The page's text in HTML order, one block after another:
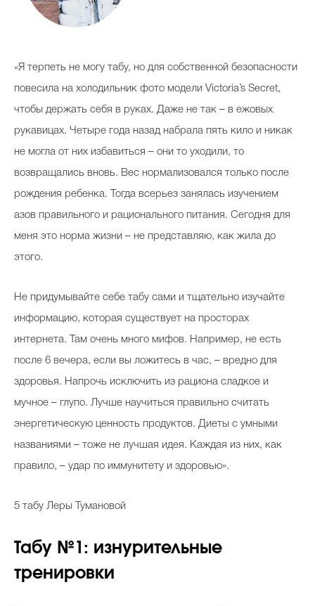
Выбор визажистов
Полиция красоты
Интервью со звездой
Beauty- битвы
Викторины
«Я терпеть не могу табу, но для собственной безопасности
повесила на холодильник фото модели Victoria’s Secret,
чтобы держать себя в руках. Даже не так – в ежовых
рукавицах. Четыре года назад набрала пять кило и никак
не могла от них избавиться – они то уходили, то
возвращались вновь. Вес нормализовался только после
рождения ребенка. Тогда всерьез занялась изучением
азов правильного и рационального питания. Сегодня для
меня это норма жизни – не представляю, как жила до
этого.
Не придумывайте себе табу сами и тщательно изучайте
информацию, которая существует на просторах
интернета. Там очень много мифов. Например, не есть
после 6 вечера, если вы ложитесь в час, – вредно для
здоровья. Напрочь исключить из рациона сладкое и
мучное – глупо. Лучше научиться правильно считать
энергетическую ценность продуктов. Диеты с умными
названиями – тоже не лучшая идея. Каждая из них, как
правило, – удар по иммунитету и здоровью».
5 табу Леры Тумановой
Табу №1: изнурительные
тренировки